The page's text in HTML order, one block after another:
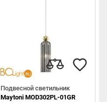
Подвесной светильник
Maytoni MOD302PL-01GR